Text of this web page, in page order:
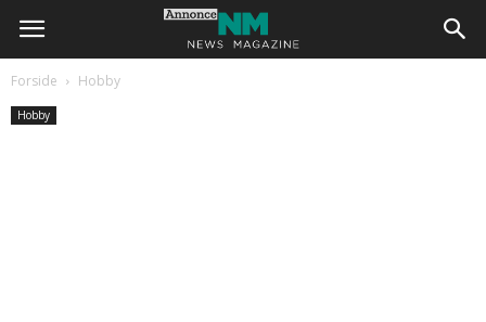
Forside Hobby
Hobby